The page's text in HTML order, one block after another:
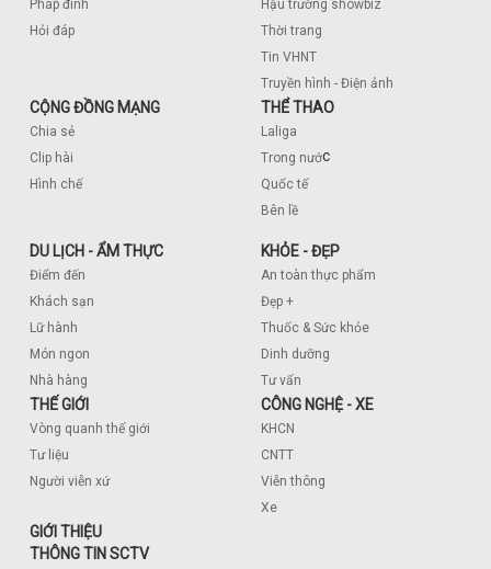
Pháp đình
Hỏi đáp
Hậu trường showbiz
Thời trang
Tin VHNT
Truyền hình - Điện ảnh
CỘNG ĐỒNG MẠNG
Chia sẻ
Clip hài
Hình chế
THỂ THAO
Laliga
Trong nước
Quốc tế
Bên lề
DU LỊCH - ẨM THỰC
Điểm đến
Khách sạn
Lữ hành
Món ngon
Nhà hàng
KHỎE - ĐẸP
An toàn thực phẩm
Đẹp +
Thuốc & Sức khỏe
Dinh dưỡng
Tư vấn
THẾ GIỚI
Vòng quanh thế giới
Tư liệu
Người viễn xứ
CÔNG NGHỆ - XE
KHCN
CNTT
Viễn thông
Xe
GIỚI THIỆU
THÔNG TIN SCTV